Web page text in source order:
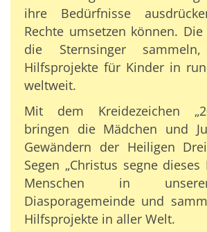
ihre Bedürfnisse
Rechte umsetzen können.
die Sternsinger
Hilfsprojekte für Kinder in
weltweit.
Mit dem Kreidezeichen
bringen die Mädchen und
Gewändern der Heiligen
Segen „Christus segne dieses
Menschen in
Diasporagemeinde und
Hilfsprojekte in aller Welt.